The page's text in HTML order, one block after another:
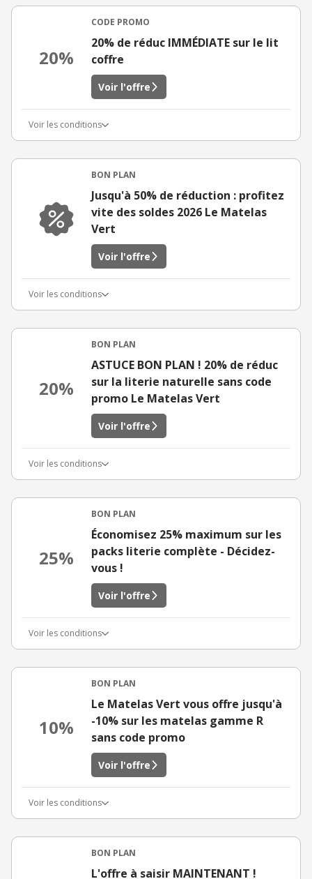
20%
CODE PROMO
20% de réduc IMMÉDIATE sur le lit
coffre
Voir l'offre
Voir les conditions
BON PLAN
Jusqu'à 50% de réduction : profitez
vite des soldes 2026 Le Matelas
Vert
Voir l'offre
Voir les conditions
20%
BON PLAN
ASTUCE BON PLAN ! 20% de réduc
sur la literie naturelle sans code
promo Le Matelas Vert
Voir l'offre
Voir les conditions
25%
BON PLAN
Économisez 25% maximum sur les
packs literie complète - Décidez-
vous !
Voir l'offre
Voir les conditions
10%
BON PLAN
Le Matelas Vert vous offre jusqu'à
-10% sur les matelas gamme R
sans code promo
Voir l'offre
Voir les conditions
BON PLAN
L'offre à saisir MAINTENANT !